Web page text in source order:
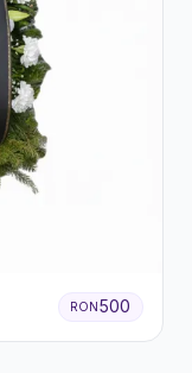
RON500